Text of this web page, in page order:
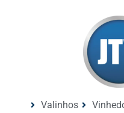
Valinhos